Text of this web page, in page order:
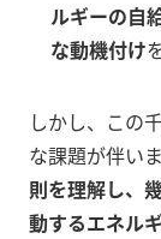
ルギーの自
な動機付け
しかし、この
な課題が伴い
則を理解し、
動するエネル